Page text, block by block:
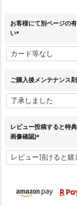
お客様にて別ページの
い
必
須
ご購入後メンテナンス
レビュー投稿すると特
画像確認)
必
須